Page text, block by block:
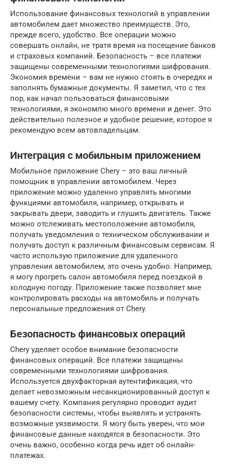
Использование финансовых технологий в управлении
автомобилем дает множество преимуществ. Это,
прежде всего, удобство. Все операции можно
совершать онлайн, не тратя время на посещение банков
и страховых компаний. Безопасность – все платежи
защищены современными технологиями шифрования.
Экономия времени – вам не нужно стоять в очередях и
заполнять бумажные документы. Я заметил, что с тех
пор, как начал пользоваться финансовыми
технологиями, я экономлю много времени и денег. Это
действительно полезное и удобное решение, которое я
рекомендую всем автовладельцам.
Интеграция с мобильным приложением
Мобильное приложение Chery – это ваш личный
помощник в управлении автомобилем. Через
приложение можно удаленно управлять многими
функциями автомобиля, например, открывать и
закрывать двери, заводить и глушить двигатель. Также
можно отслеживать местоположение автомобиля,
получать уведомления о техническом обслуживании и
получать доступ к различным финансовым сервисам. Я
часто использую приложение для удаленного
управления автомобилем, это очень удобно. Например,
я могу прогреть салон автомобиля перед поездкой в
холодную погоду. Приложение также позволяет мне
контролировать расходы на автомобиль и получать
персональные предложения от Chery.
Безопасность финансовых операций
Chery уделяет особое внимание безопасности
финансовых операций. Все платежи защищены
современными технологиями шифрования.
Используется двухфакторная аутентификация, что
делает невозможным несанкционированный доступ к
вашему счету. Компания регулярно проводит аудит
безопасности системы, чтобы выявлять и устранять
возможные уязвимости. Я могу быть уверен, что мои
финансовые данные находятся в безопасности. Это
очень важно, особенно когда речь идет об онлайн-
платежах.